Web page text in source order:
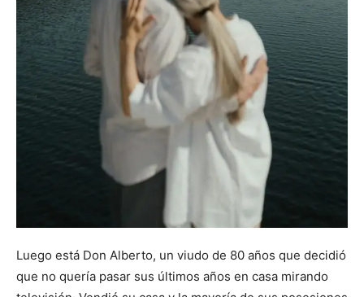
Luego está Don Alberto, un viudo de 80 años que decidió
que no quería pasar sus últimos años en casa mirando